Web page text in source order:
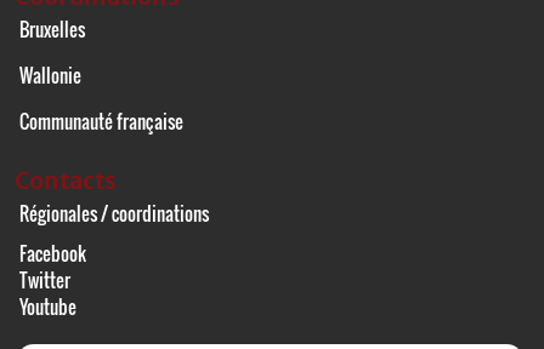
Bruxelles
Wallonie
Communauté française
Contacts
Régionales / coordinations
Facebook
Twitter
Youtube